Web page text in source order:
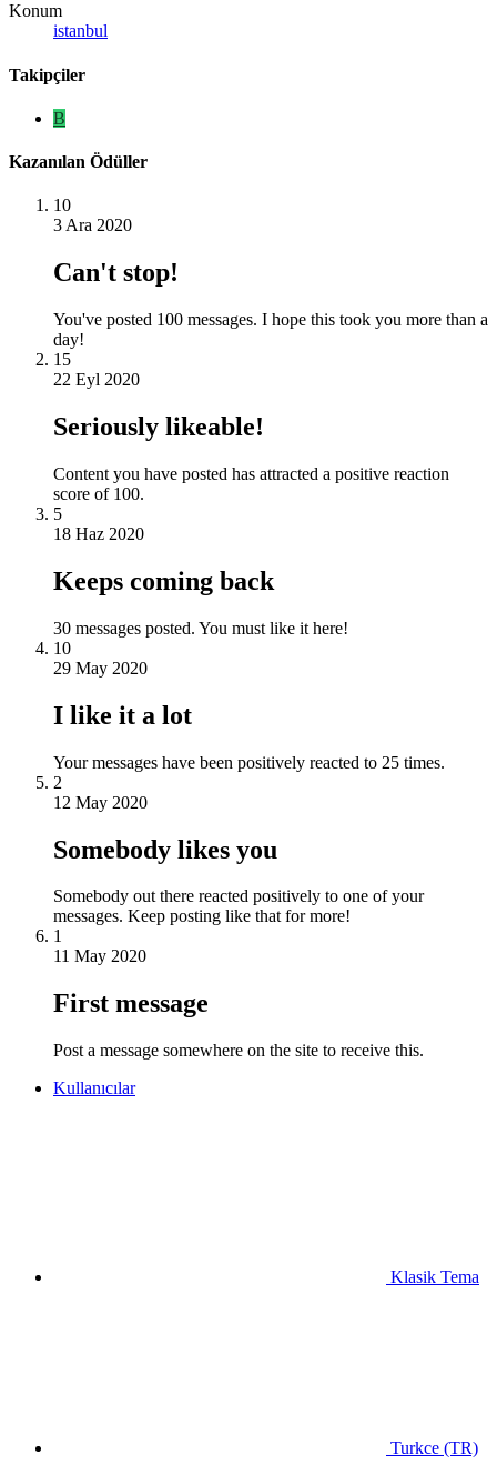
Konum
istanbul
Takipçiler
B
Kazanılan Ödüller
10
3 Ara 2020
Can't stop!
You've posted 100 messages. I hope this took you more than a
day!
15
22 Eyl 2020
Seriously likeable!
Content you have posted has attracted a positive reaction
score of 100.
5
18 Haz 2020
Keeps coming back
30 messages posted. You must like it here!
10
29 May 2020
I like it a lot
Your messages have been positively reacted to 25 times.
2
12 May 2020
Somebody likes you
Somebody out there reacted positively to one of your
messages. Keep posting like that for more!
1
11 May 2020
First message
Post a message somewhere on the site to receive this.
Kullanıcılar
Klasik Tema
Turkce (TR)